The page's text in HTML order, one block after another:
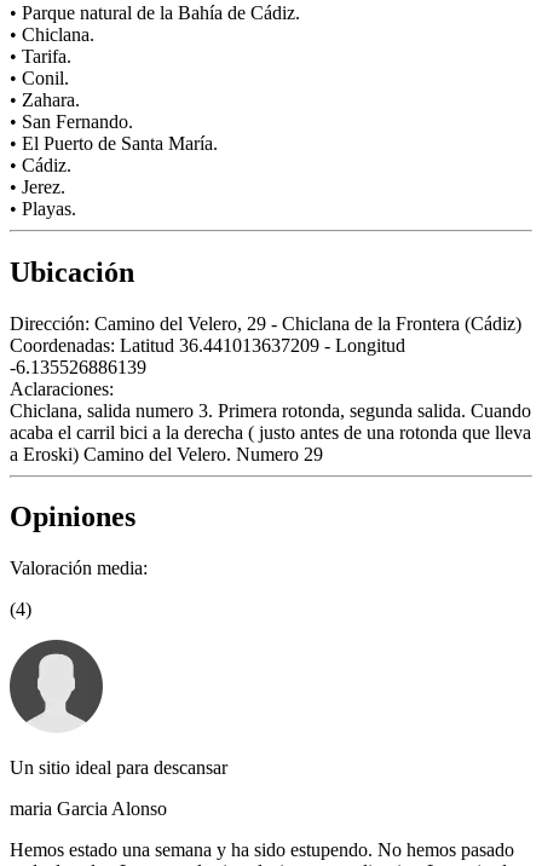
• Parque natural de la Bahía de Cádiz.
• Chiclana.
• Tarifa.
• Conil.
• Zahara.
• San Fernando.
• El Puerto de Santa María.
• Cádiz.
• Jerez.
• Playas.
Ubicación
Dirección: Camino del Velero, 29 - Chiclana de la Frontera (Cádiz)
Coordenadas: Latitud 36.441013637209 - Longitud
-6.135526886139
Aclaraciones:
Chiclana, salida numero 3. Primera rotonda, segunda salida. Cuando
acaba el carril bici a la derecha ( justo antes de una rotonda que lleva
a Eroski) Camino del Velero. Numero 29
Opiniones
Valoración media:
(4)
Un sitio ideal para descansar
maria Garcia Alonso
Hemos estado una semana y ha sido estupendo. No hemos pasado